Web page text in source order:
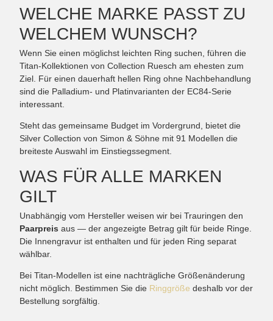
WELCHE MARKE PASST ZU
WELCHEM WUNSCH?
Wenn Sie einen möglichst leichten Ring suchen, führen die
Titan-Kollektionen von Collection Ruesch am ehesten zum
Ziel. Für einen dauerhaft hellen Ring ohne Nachbehandlung
sind die Palladium- und Platinvarianten der EC84-Serie
interessant.
Steht das gemeinsame Budget im Vordergrund, bietet die
Silver Collection von Simon & Söhne mit 91 Modellen die
breiteste Auswahl im Einstiegssegment.
WAS FÜR ALLE MARKEN
GILT
Unabhängig vom Hersteller weisen wir bei Trauringen den
Paarpreis aus — der angezeigte Betrag gilt für beide Ringe.
Die Innengravur ist enthalten und für jeden Ring separat
wählbar.
Bei Titan-Modellen ist eine nachträgliche Größenänderung
nicht möglich. Bestimmen Sie die Ringgröße deshalb vor der
Bestellung sorgfältig.